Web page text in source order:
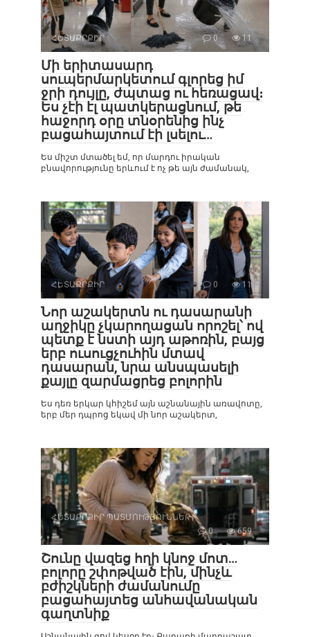
ՀԵՏԱՔՐՔԻՐ 0 11
Մի երիտասարդ
սուպերմարկետում գլորեց իմ
ջրի դույլը, ժպտաց ու հեռացավ։
Ես չէի էլ պատկերացնում, թե
հաջորդ օրը տնօրենից ինչ
բացահայտում էի լսելու…
Ես միշտ մտածել եմ, որ մարդու իրական
բնավորությունը երևում է ոչ թե այն ժամանակ,
ՀԵՏԱՔՐՔԻՐ 0 11
Նոր աշակերտն ու դասարանի
աղջիկը չկարողացան որոշել՝ ով
պետք է նստի այդ աթոռին, բայց
երբ ուսուցչուհին մտավ
դասարան, նրա անսպասելի
քայլը զարմացրեց բոլորին
Ես դեռ երկար կհիշեմ այն աշնանային առավոտը,
երբ մեր դպրոց եկավ մի նոր աշակերտ,
ՀԵՏԱՔՐՔԻՐ ՊԱՏՄՈՒԹՅՈՒՆՆԵՐ
0
659
Շունը վազեց հղի կնոջ մոտ…
բոլորը շփոթված էին, մինչև
բժիշկների ժամանումը
բացահայտեց անհավանական
գաղտնիք